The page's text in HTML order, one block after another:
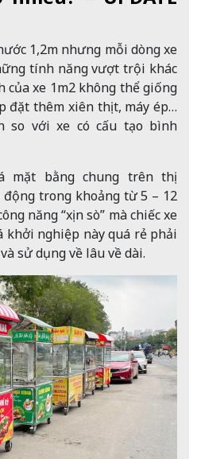
1,2m nhưng mỗi dòng xe
tính năng vượt trội khác
của xe 1m2 không thể giống
đặt thêm xiên thịt, máy ép…
so với xe có cấu tạo bình
mặt bằng chung trên thị
trong khoảng từ 5 – 12
năng “xịn sò” mà chiếc xe
khởi nghiệp này quá rẻ phải
sử dụng về lâu về dài.